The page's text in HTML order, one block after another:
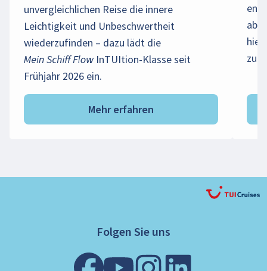
unvergleichlichen Reise die innere
Leichtigkeit und Unbeschwertheit
wiederzufinden – dazu lädt die
Mein Schiff Flow InTUItion-Klasse seit
Frühjahr 2026 ein.
Mehr erfahren
hier
zu
Folgen Sie uns